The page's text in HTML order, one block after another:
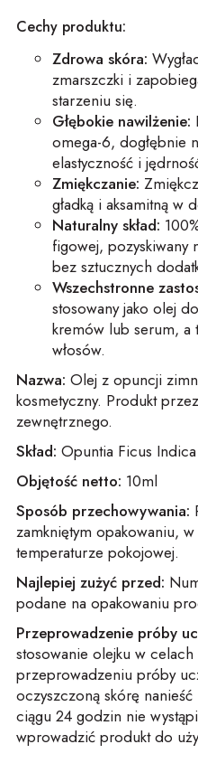
Cechy produktu:
Zdrowa skóra:
zmarszczki i
starzeniu się.
Głębokie nawilżenie:
omega-6, dogłębnie
elastyczność i
Zmiękczanie:
gładką i aksamitną w
Naturalny skład:
figowej, pozyskiwany
bez sztucznych
Wszechstronne
stosowany jako olej
kremów lub serum, a
włosów.
Nazwa: Olej z opuncji
kosmetyczny. Produkt
zewnętrznego.
Skład: Opuntia Ficus
Objętość netto: 10ml
Sposób przechowywania:
zamkniętym opakowaniu,
temperaturze pokojowej.
Najlepiej zużyć przed:
podane na opakowaniu
Przeprowadzenie próby
stosowanie olejku w
przeprowadzeniu próby
oczyszczoną skórę
ciągu 24 godzin nie
wprowadzić produkt do